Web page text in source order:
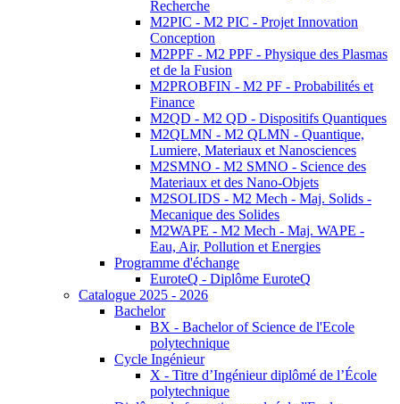
Recherche
M2PIC - M2 PIC - Projet Innovation
Conception
M2PPF - M2 PPF - Physique des Plasmas
et de la Fusion
M2PROBFIN - M2 PF - Probabilités et
Finance
M2QD - M2 QD - Dispositifs Quantiques
M2QLMN - M2 QLMN - Quantique,
Lumiere, Materiaux et Nanosciences
M2SMNO - M2 SMNO - Science des
Materiaux et des Nano-Objets
M2SOLIDS - M2 Mech - Maj. Solids -
Mecanique des Solides
M2WAPE - M2 Mech - Maj. WAPE -
Eau, Air, Pollution et Energies
Programme d'échange
EuroteQ - Diplôme EuroteQ
Catalogue 2025 - 2026
Bachelor
BX - Bachelor of Science de l'Ecole
polytechnique
Cycle Ingénieur
X - Titre d’Ingénieur diplômé de l’École
polytechnique